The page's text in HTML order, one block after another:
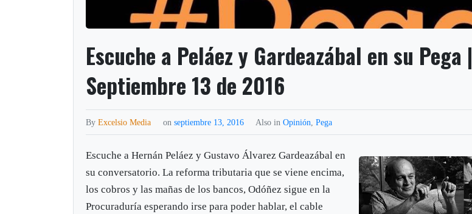
Escuche a Peláez y Gardeazábal en su Pega |
Septiembre 13 de 2016
ByExcelsio Media onseptiembre 13, 2016 Also inOpinión ,Pega
Escuche a Hernán Peláez y Gustavo Álvarez Gardeazábal en
su conversatorio. La reforma tributaria que se viene encima,
los cobros y las mañas de los bancos, Odóñez sigue en la
Procuraduría esperando irse para poder hablar, el cable